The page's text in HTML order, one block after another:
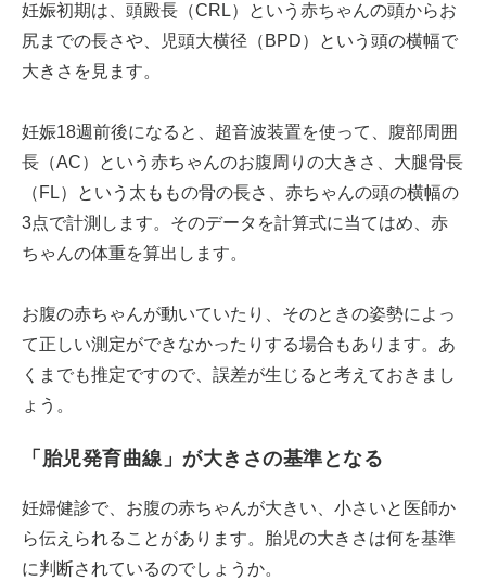
妊娠初期は、頭殿長（CRL）という赤ちゃんの頭からお
尻までの長さや、児頭大横径（BPD）という頭の横幅で
大きさを見ます。
妊娠18週前後になると、超音波装置を使って、腹部周囲
長（AC）という赤ちゃんのお腹周りの大きさ、大腿骨長
（FL）という太ももの骨の長さ、赤ちゃんの頭の横幅の
3点で計測します。そのデータを計算式に当てはめ、赤
ちゃんの体重を算出します。
お腹の赤ちゃんが動いていたり、そのときの姿勢によっ
て正しい測定ができなかったりする場合もあります。あ
くまでも推定ですので、誤差が生じると考えておきまし
ょう。
「胎児発育曲線」が大きさの基準となる
妊婦健診で、お腹の赤ちゃんが大きい、小さいと医師か
ら伝えられることがあります。胎児の大きさは何を基準
に判断されているのでしょうか。